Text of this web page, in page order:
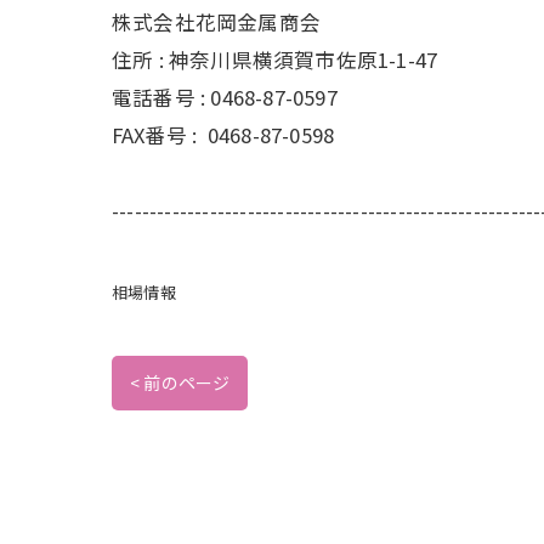
株式会社花岡金属商会
住所 : 神奈川県横須賀市佐原1-1-47
電話番号 : 0468-87-0597
FAX番号 : 0468-87-0598
相場情報
< 前のページ